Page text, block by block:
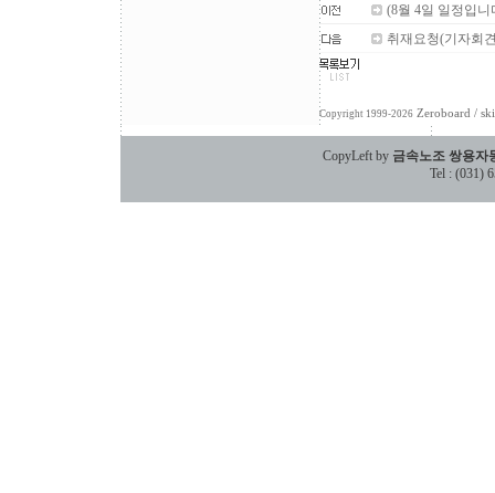
(8월 4일 일정입니
취재요청(기자회
Copyright 1999-2026 Zeroboard /
CopyLeft by 금속노조 쌍용자
Tel : (031)